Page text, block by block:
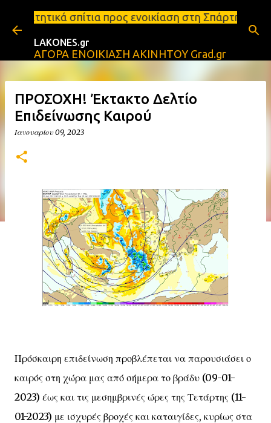
Μετάβαση στο κύριο περιεχόμενο
προς ενοικίαση στη Σπάρτη Ενοικιάσεις
LAKONES.gr
ΑΓΟΡΑ ΕΝΟΙΚΙΑΣΗ ΑΚΙΝΗΤΟΥ Grad.gr
ΠΡΟΣΟΧΗ! Έκτακτο Δελτίο
Επιδείνωσης Καιρού
Ιανουαρίου 09, 2023
Πρόσκαιρη επιδείνωση προβλέπεται να παρουσιάσει ο
καιρός στη χώρα μας από σήμερα το βράδυ (09-01-
2023) έως και τις μεσημβρινές ώρες της Τετάρτης (11-
01-2023) με ισχυρές βροχές και καταιγίδες, κυρίως στα